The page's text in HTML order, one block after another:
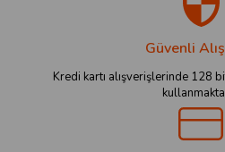
Güvenli
Kredi kartı alışverişlerinde 128